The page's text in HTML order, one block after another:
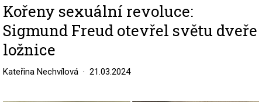
Kořeny sexuální revoluce:
Sigmund Freud otevřel světu dveře
ložnice
Kateřina Nechvílová 21.03.2024